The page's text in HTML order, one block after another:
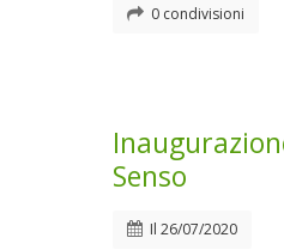
0 condivisioni
Senso
Il 26/07/2020